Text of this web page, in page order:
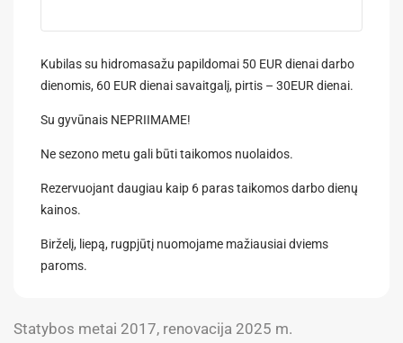
Kubilas su hidromasažu papildomai 50 EUR dienai darbo
dienomis, 60 EUR dienai savaitgalį, pirtis – 30EUR dienai.
Su gyvūnais NEPRIIMAME!
Ne sezono metu gali būti taikomos nuolaidos.
Rezervuojant daugiau kaip 6 paras taikomos darbo dienų
kainos.
Birželį, liepą, rugpjūtį nuomojame mažiausiai dviems
paroms.
Statybos metai 2017, renovacija 2025 m.